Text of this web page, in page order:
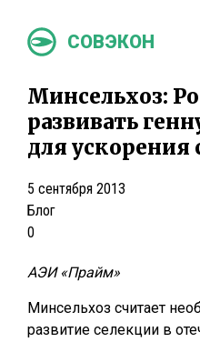
СОВЭКОН
Минсельхоз:
развивать
для
5 сентября 2013
Блог
0
АЭИ «Прайм»
Минсельхоз считает
развитие селекции в